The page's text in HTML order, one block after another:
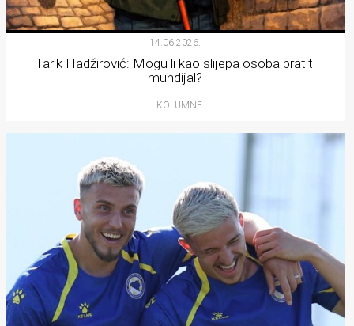
14.06.2026.
Tarik Hadžirović: Mogu li kao slijepa osoba pratiti
mundijal?
KOLUMNE